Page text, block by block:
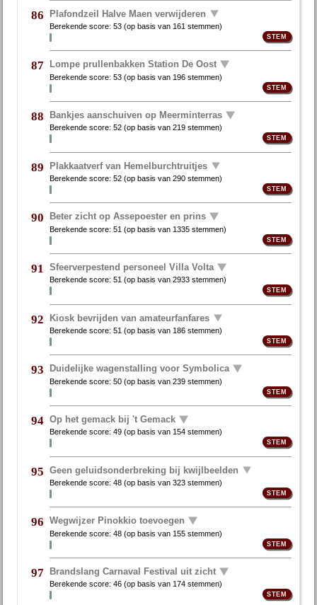
86 Plafondzeil Halve Maen verwijderen
Berekende score:53 (op basis van 161 stemmen)
87 Lompe prullenbakken Station De Oost
Berekende score:53 (op basis van 196 stemmen)
88 Bankjes aanschuiven op Meerminterras
Berekende score:52 (op basis van219 stemmen)
89 Plakkaatverf van Hemelburchtruitjes
Berekende score:52 (op basis van290 stemmen)
90 Beter zicht op Assepoester en prins
Berekende score:51 (op basis van 1335 stemmen)
91 Sfeerverpestend personeel Villa Volta
Berekende score:51 (op basis van2933 stemmen)
92 Kiosk bevrijden van amateurfanfares
Berekende score:51 (op basis van 186 stemmen)
93 Duidelijke wagenstalling voor Symbolica
Berekende score:50 (op basis van239 stemmen)
94 Op het gemack bij 't Gemack
Berekende score:49 (op basis van 154 stemmen)
95 Geen geluidsonderbreking bij kwijlbeelden
Berekende score:48 (op basis van323 stemmen)
96 Wegwijzer Pinokkio toevoegen
Berekende score:48 (op basis van 155 stemmen)
97 Brandslang Carnaval Festival uit zicht
Berekende score:46 (op basis van 174 stemmen)